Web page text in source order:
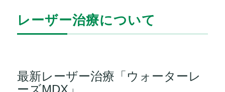
レーザー治療について
最新レーザー治療「ウォーターレ
ーズMDX」